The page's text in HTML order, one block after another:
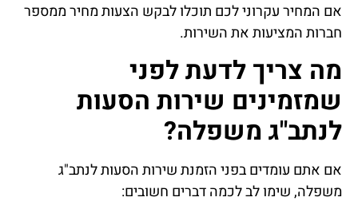
אם המחיר עקרוני לכם תוכלו לבקש הצעות מחיר ממספר
חברות המציעות את השירות.
מה צריך לדעת לפני
שמזמינים שירות הסעות
לנתב"ג משפלה?
אם אתם עומדים בפני הזמנת שירות הסעות לנתב"ג
משפלה, שימו לב לכמה דברים חשובים: